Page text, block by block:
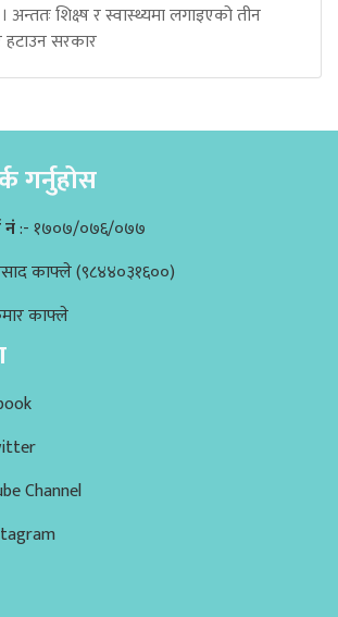
अन्ततः शिक्ष्ष र स्वास्थ्यमा लगाइएको तीन
सरकार
गर्नुहोस
नं:- १७०७/०७६/०७७
काफ्ले (९८४४०३१६००)
काफ्ले
Channel